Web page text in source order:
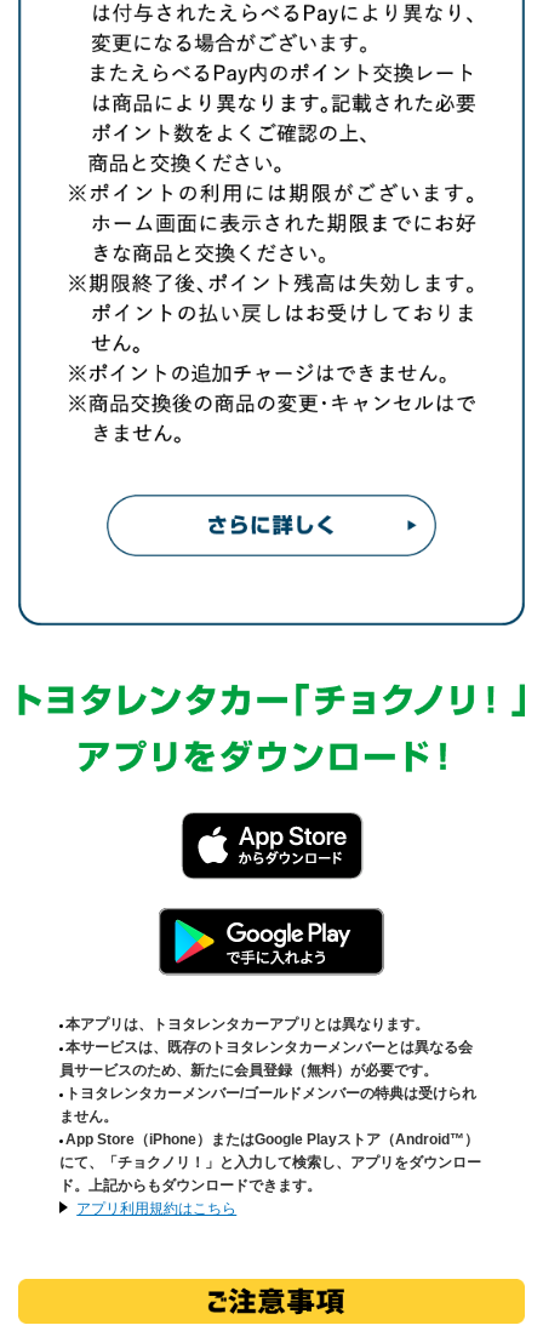
本アプリは、トヨタレンタカーアプリとは異なります。
本サービスは、既存のトヨタレンタカーメンバーとは異なる会
員サービスのため、新たに会員登録（無料）が必要です。
トヨタレンタカーメンバー/ゴールドメンバーの特典は受けられ
ません。
App Store（iPhone）またはGoogle Playストア（Android™）
にて、「チョクノリ！」と入力して検索し、アプリをダウンロー
ド。上記からもダウンロードできます。
アプリ利用規約はこちら